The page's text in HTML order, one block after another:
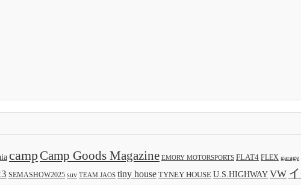
campCamp Goods Magazine EMORY MOTORSPORTS FLAT4 FLEX garage
SEMASHOW2025 suv TEAM JAOS tiny house TYNEY HOUSE U.S.HIGHWAY VW